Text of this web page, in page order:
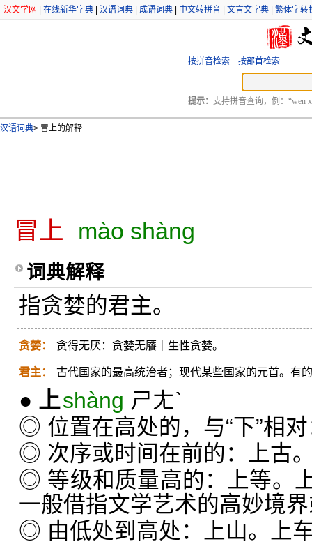
汉文学网 在线新华字典 汉语词典 成语词典 中文转拼音 文言文字典 繁体字转
按拼音检索 按部首检索
提示： 支持拼音查询，例：“wen
汉语词典> 冒上的解释
冒上 mào shàng
词典解释
指贪婪的君主。
贪婪： 贪得无厌：贪婪无餍｜生性贪婪。
君主： 古代国家的最高统治者；现代某些国家的元首。有
● 上shàng ㄕㄤˋ
◎ 位置在高处的，与“下”相
◎ 次序或时间在前的：上古
◎ 等级和质量高的：上等。
一般借指文学艺术的高妙境
◎ 由低处到高处：上山。上